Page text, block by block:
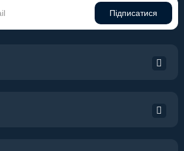
Підписатися